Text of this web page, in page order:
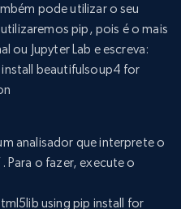
pode utilizar o seu
pip, pois é o mais
ou Jupyter Lab e escreva:
analisador que interprete o
Para o fazer, execute o